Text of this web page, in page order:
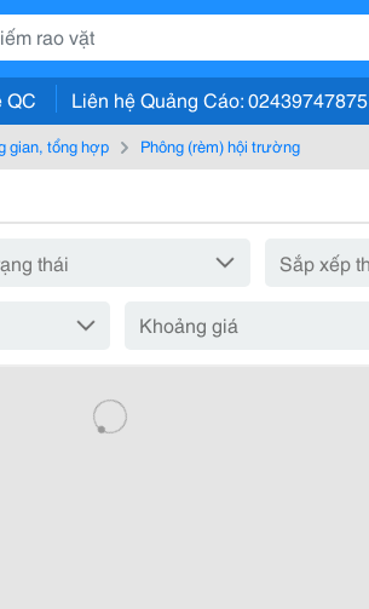
QC Liên hệ Quảng Cáo: 02439747875
gian, tổng hợp Phông (rèm) hội trường
Khoảng giá